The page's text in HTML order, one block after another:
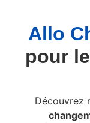
Allo
pour
Découvrez